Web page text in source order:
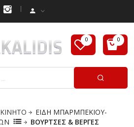
ΕΙΔΗ ΜΠΑΡΜΠΕΚΙΟΥ-
ΒΟΥΡΤΣΕΣ & ΒΕΡΓΕΣ